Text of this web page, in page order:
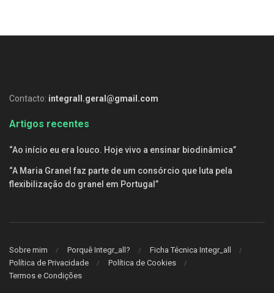
Contacto: integrall.geral@gmail.com
Artigos recentes
“Ao início eu era louco. Hoje vivo a ensinar biodinâmica”
“A Maria Granel faz parte de um consórcio que luta pela
flexibilização do granel em Portugal”
Sobre mim Porquê Integr_all?
Ficha Técnica Integr_all
Política de Privacidade
Política de Cookies
Termos e Condições